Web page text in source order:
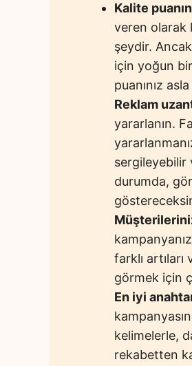
Kalite
veren olarak
şeydir.
için yoğun
puanınız
Reklam
yararlanın.
sergileyebilir
durumda,
farklı
görmek için
En iyi
kelimelerle,
rekabetten